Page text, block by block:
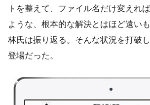
トを整えて、ファイル名だけ変えれ
ような、根本的な解決とはほど遠い
林氏は振り返る。そんな状況を打破
登場だった。